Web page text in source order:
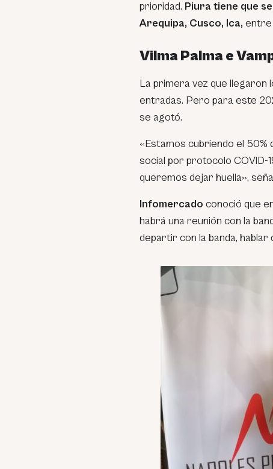
prioridad. Piura tiene que
Arequipa, Cusco, Ica, entre
Vilma Palma e
La primera vez que llegaron
entradas. Pero para este
se agotó.
«Estamos cubriendo el 50%
social por protocolo COVID-
queremos dejar huella»,
Infomercado conoció que
habrá una reunión con la
departir con la banda, hablar